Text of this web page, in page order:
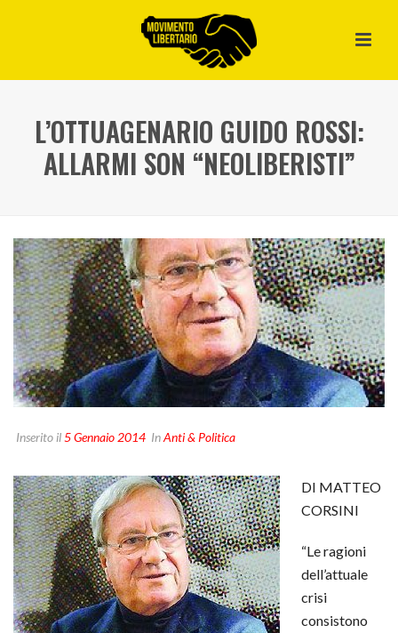
L’OTTUAGENARIO GUIDO ROSSI:
ALLARMI SON “NEOLIBERISTI”
Inserito il5 Gennaio 2014 InAnti & Politica
DI MATTEO
CORSINI
“Le ragioni
dell’attuale
crisi
consistono